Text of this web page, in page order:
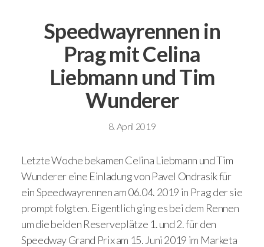
Speedwayrennen in
Prag mit Celina
Liebmann und Tim
Wunderer
8. April 2019
Letzte Woche bekamen Celina Liebmann und Tim
Wunderer eine Einladung von Pavel Ondrasik für
ein Speedwayrennen am 06.04. 2019 in Prag der sie
prompt folgten. Eigentlich ging es bei dem Rennen
um die beiden Reserveplätze 1. und 2. für den
Speedway Grand Prix am 15. Juni 2019 im Marketa